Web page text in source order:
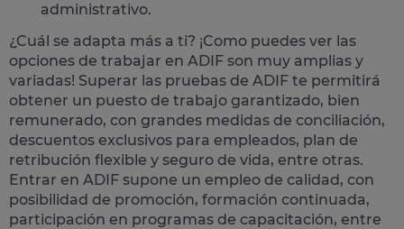
administrativo.
¿Cuál se adapta más a ti? ¡Como puedes ver las
opciones de trabajar en ADIF son muy amplias y
variadas! Superar las pruebas de ADIF te permitirá
obtener un puesto de trabajo garantizado, bien
remunerado, con grandes medidas de conciliación,
descuentos exclusivos para empleados, plan de
retribución flexible y seguro de vida, entre otras.
Entrar en ADIF supone un empleo de calidad, con
posibilidad de promoción, formación continuada,
participación en programas de capacitación, entre